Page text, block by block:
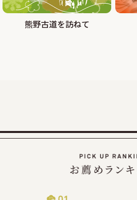
2025/08/29
大好評!!夏の紀州南高梅お買い得企画
津波の影響で、物流がストップしてし
をお届けすることが現状困難となって
熊野古道を訪ねて